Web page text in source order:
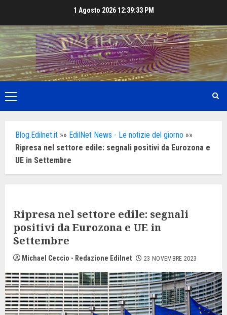
content
1 Agosto 2026 12:39:34 PM
Primary
Menu
Blog.Edilnet.it »» EdilNet News - Le notizie del giorno »»
Ripresa nel settore edile: segnali positivi da Eurozona e
UE in Settembre
Ripresa nel settore edile: segnali
positivi da Eurozona e UE in
Settembre
Michael Ceccio - Redazione Edilnet 23 NOVEMBRE 2023